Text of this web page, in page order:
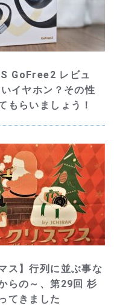
GoFree2 レビュ
イヤホン？その性
もらいましょう！
ス】行列に並ぶ事な
らの～、第29回 杉
てきました